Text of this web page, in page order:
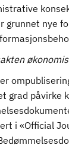
grunnet nye
grad påvirke
i «Official